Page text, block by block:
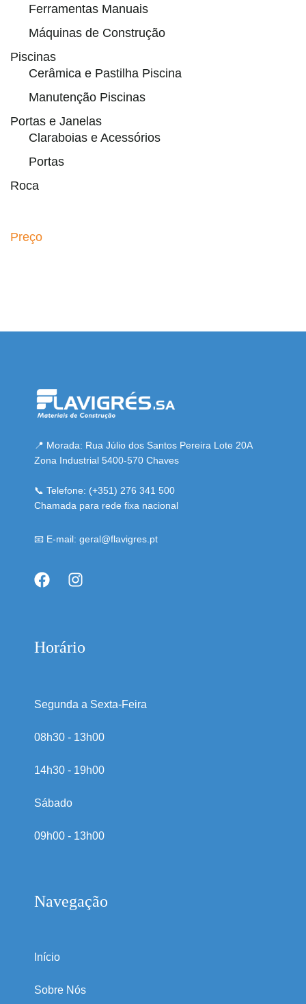
Ferramentas Manuais
Máquinas de Construção
Piscinas
Cerâmica e Pastilha Piscina
Manutenção Piscinas
Portas e Janelas
Claraboias e Acessórios
Portas
Roca
Preço
📍 Morada: Rua Júlio dos Santos Pereira Lote 20A
Zona Industrial 5400-570 Chaves
📞 Telefone: (+351) 276 341 500
Chamada para rede fixa nacional
📧 E-mail: geral@flavigres.pt
Horário
Segunda a Sexta-Feira
08h30 - 13h00
14h30 - 19h00
Sábado
09h00 - 13h00
Navegação
Início
Sobre Nós